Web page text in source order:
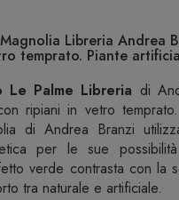
Libreria Andrea
temprato. Piante
Le Palme Libreria di
ripiani in vetro
di Andrea Branzi
per le sue
verde contrasta con la
tra naturale e artificiale.